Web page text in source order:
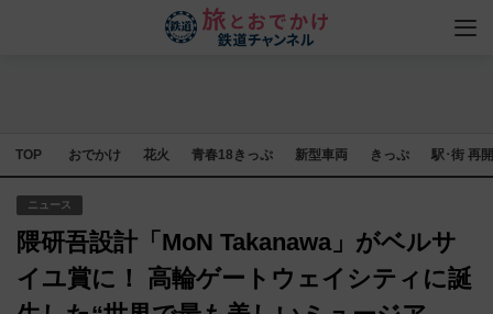
TOP おでかけ 花火 青春18きっぷ 新型車両 きっぷ 駅･街 再
ニュース
隈研吾設計「MoN Takanawa」がベルサ
イユ賞に！ 高輪ゲートウェイシティに誕